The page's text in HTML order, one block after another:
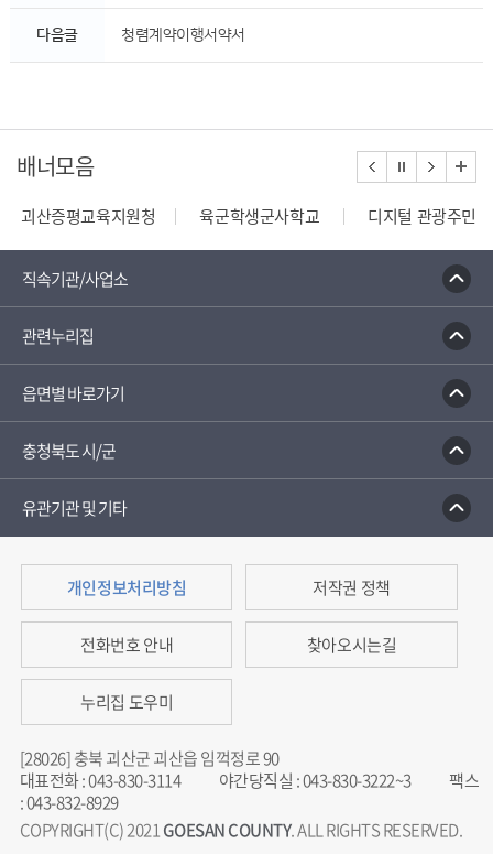
다음글 청렴계약이행서약서
배너모음
괴산증평교육지원청 육군학생군사학교
디지털 관광주민증
직속기관/사업소
관련누리집
읍면별 바로가기
충청북도 시/군
유관기관 및 기타
개인정보처리방침 저작권 정책
전화번호 안내 찾아오시는길
누리집 도우미
[28026] 충북 괴산군 괴산읍 임꺽정로 90
대표전화:043-830-3114 야간당직실 :043-830-3222~3
팩스
:043-832-8929
COPYRIGHT(C) 2021GOESAN COUNTY. ALL RIGHTS RESERVED.